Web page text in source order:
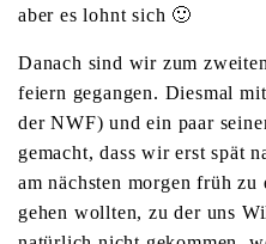
aber es lohnt sich 🙂
Danach sind wir zum
feiern gegangen. Diesmal
der NWF) und ein paar
gemacht, dass wir erst spät
am nächsten morgen früh
gehen wollten, zu der uns